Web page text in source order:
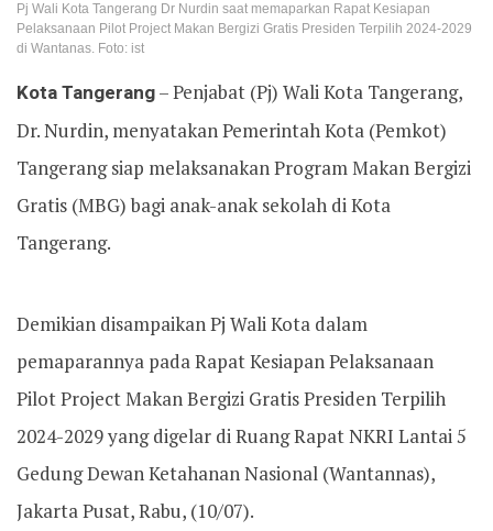
Pj Wali Kota Tangerang Dr Nurdin saat memaparkan Rapat Kesiapan
Pelaksanaan Pilot Project Makan Bergizi Gratis Presiden Terpilih 2024-2029
di Wantanas. Foto: ist
Kota Tangerang– Penjabat (Pj) Wali Kota Tangerang,
Dr. Nurdin, menyatakan Pemerintah Kota (Pemkot)
Tangerang siap melaksanakan Program Makan Bergizi
Gratis (MBG) bagi anak-anak sekolah di Kota
Tangerang.
Demikian disampaikan Pj Wali Kota dalam
pemaparannya pada Rapat Kesiapan Pelaksanaan
Pilot Project Makan Bergizi Gratis Presiden Terpilih
2024-2029 yang digelar di Ruang Rapat NKRI Lantai 5
Gedung Dewan Ketahanan Nasional (Wantannas),
Jakarta Pusat, Rabu, (10/07).